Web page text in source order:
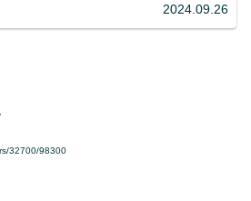
2024.09.26
32700/98300